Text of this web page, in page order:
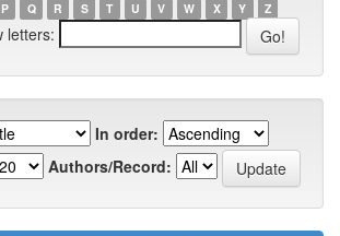
P Q R S T U V W X Y Z
letters:
In order:
Authors/Record: